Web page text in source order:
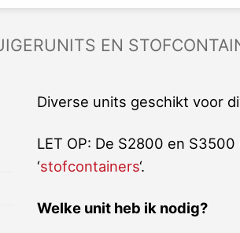
EN
Diverse units geschikt voor
LET OP: De S2800 en
‘stofcontainers‘.
Welke unit heb ik nodig?